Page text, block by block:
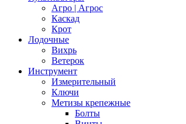
Агро | Агрос
Каскад
Крот
Лодочные
Вихрь
Ветерок
Инструмент
Измерительный
Ключи
Метизы крепежные
Болты